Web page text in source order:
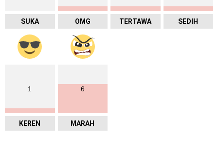
SUKA OMG TERTAWA SEDIH
1
KEREN
6
MARAH